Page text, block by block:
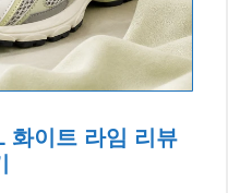
화이트 라임 리뷰